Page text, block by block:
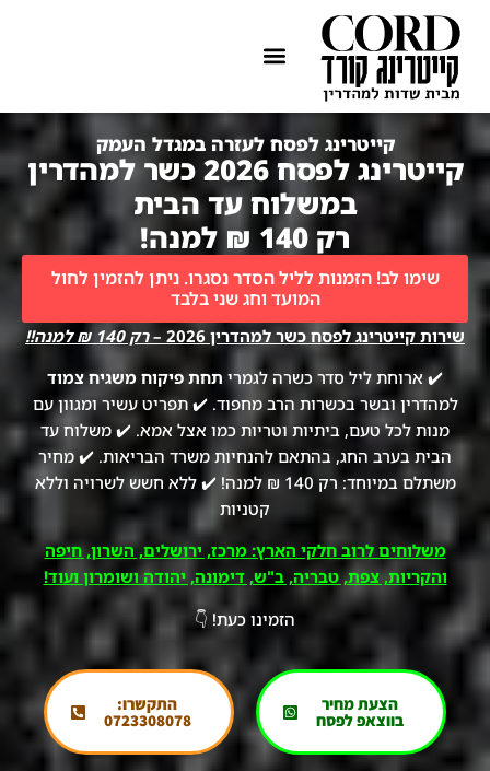
קייטרינג לפסח לעזרה במגדל העמק
קייטרינג לפסח 2026 כשר למהדרין
במשלוח עד הבית
רק 140 ₪ למנה!
שימו לב! הזמנות לליל הסדר נסגרו. ניתן להזמין לחול
המועד וחג שני בלבד
שירות קייטרינג לפסח כשר למהדרין 2026 –
רק 140 ₪ למנה!!
✔️ ארוחת ליל סדר כשרה לגמרי תחת פיקוח משגיח צמוד
למהדרין ובשר בכשרות הרב מחפוד. ✔️ תפריט עשיר ומגוון עם
מנות לכל טעם, ביתיות וטריות כמו אצל אמא. ✔️ משלוח עד
הבית בערב החג, בהתאם להנחיות משרד הבריאות. ✔️ מחיר
משתלם במיוחד: רק 140 ₪ למנה! ✔️ ללא חשש לשרויה וללא
קטניות
משלוחים לרוב חלקי הארץ: מרכז, ירושלים, השרון, חיפה
והקריות, צפת, טבריה, ב"ש, דימונה, יהודה ושומרון ועוד!
הזמינו כעת! 👇
הצעת מחיר
בווצאפ לפסח
התקשרו:
0723308078